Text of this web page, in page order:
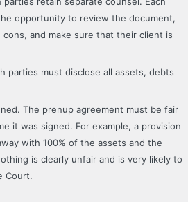
opportunity to review the document,
and make sure that their client is
parties must disclose all assets, debts
The prenup agreement must be fair
it was signed. For example, a provision
with 100% of the assets and the
is clearly unfair and is very likely to
Court.